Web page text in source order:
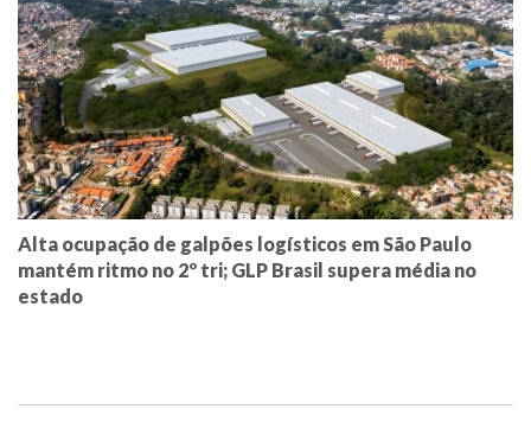
Alta ocupação de galpões logísticos em São Paulo
mantém ritmo no 2º tri; GLP Brasil supera média no
estado